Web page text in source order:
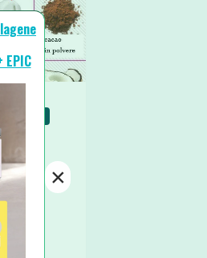
EPIC
×